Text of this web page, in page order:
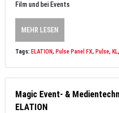
Film und bei Events
MEHR LESEN
Tags: ELATION, Pulse Panel FX, Pulse, KL,
Magic Event- &
ELATION